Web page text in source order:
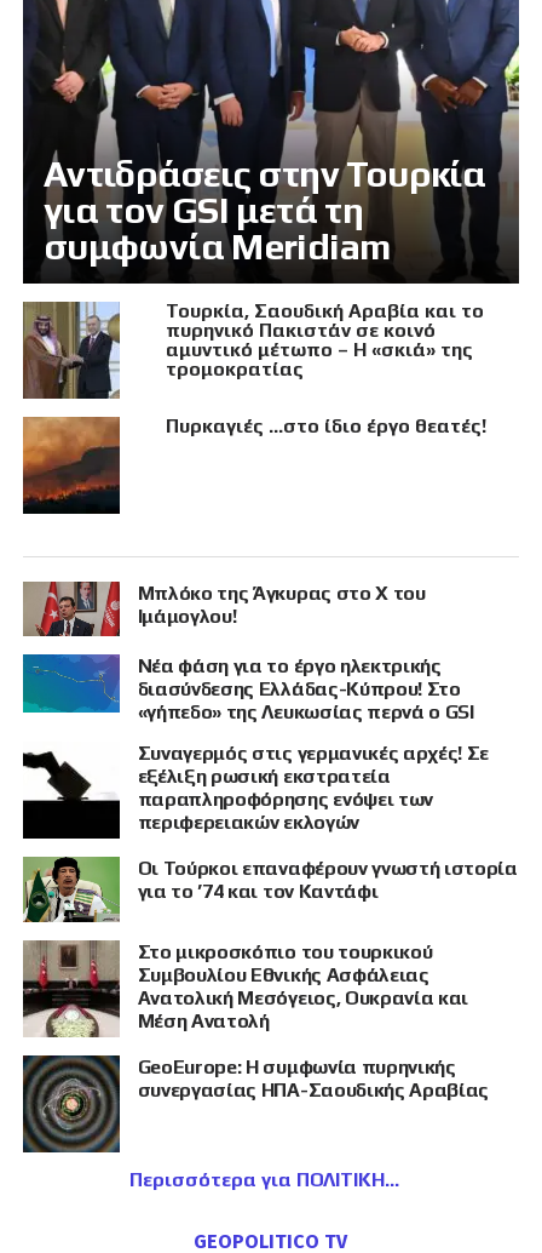
Αντιδράσεις στην Τουρκία
για τον GSI μετά τη
συμφωνία Meridiam
Τουρκία, Σαουδική Αραβία και το
πυρηνικό Πακιστάν σε κοινό
αμυντικό μέτωπο – Η «σκιά» της
τρομοκρατίας
Πυρκαγιές …στο ίδιο έργο θεατές!
Μπλόκο της Άγκυρας στο X του
Ιμάμογλου!
Νέα φάση για το έργο ηλεκτρικής
διασύνδεσης Ελλάδας-Κύπρου! Στο
«γήπεδο» της Λευκωσίας περνά ο GSI
Συναγερμός στις γερμανικές αρχές! Σε
εξέλιξη ρωσική εκστρατεία
παραπληροφόρησης ενόψει των
περιφερειακών εκλογών
Οι Τούρκοι επαναφέρουν γνωστή ιστορία
για το ’74 και τον Καντάφι
Στο μικροσκόπιο του τουρκικού
Συμβουλίου Εθνικής Ασφάλειας
Ανατολική Μεσόγειος, Ουκρανία και
Μέση Ανατολή
GeoEurope: Η συμφωνία πυρηνικής
συνεργασίας ΗΠΑ-Σαουδικής Αραβίας
Περισσότερα για ΠΟΛΙΤΙΚΗ
GEOPOLITICO TV